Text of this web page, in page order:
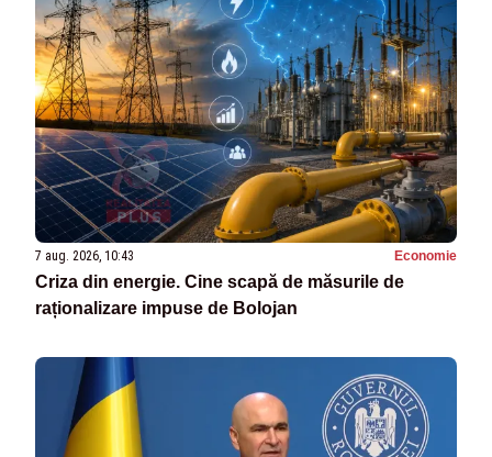
7 aug. 2026, 10:43 Economie
Criza din energie. Cine scapă de măsurile de
raționalizare impuse de Bolojan